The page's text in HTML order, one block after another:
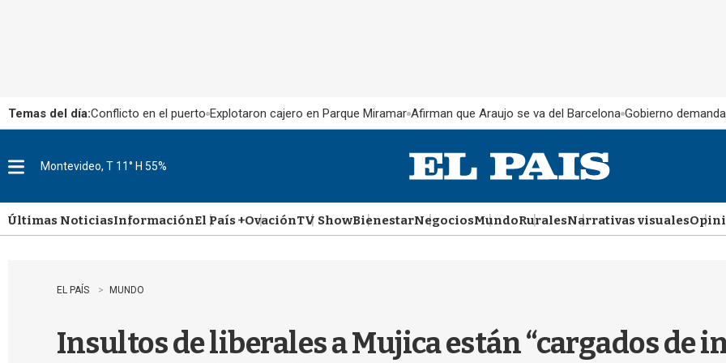
Temas del día:Conflicto en el puerto Explotaron cajero en Parque Miramar Afirman que Araujo se va del Barcelona Gobierno
u
Montevideo, T 11° H 55%
Últimas NoticiasInformaciónEl País +OvaciónTV ShowBienestarNegociosMundoRuralesNarrativas visuales
EL PAÍS MUNDO
Insultos de liberales a Mujica están “cargados de